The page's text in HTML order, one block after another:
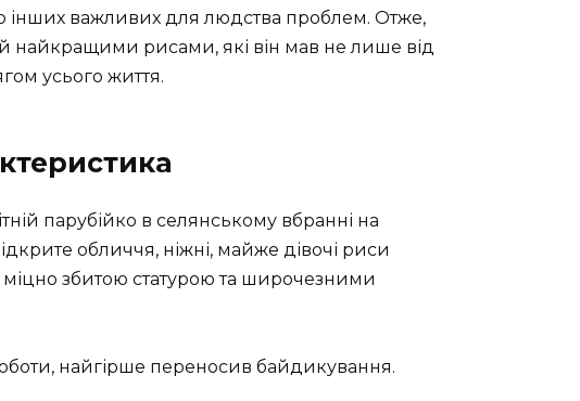
інших важливих для людства проблем. Отже,
найкращими рисами, які він мав не лише від
усього життя.
парубійко в селянському вбранні на
обличчя, ніжні, майже дівочі риси
збитою статурою та широчезними
найгірше переносив байдикування.